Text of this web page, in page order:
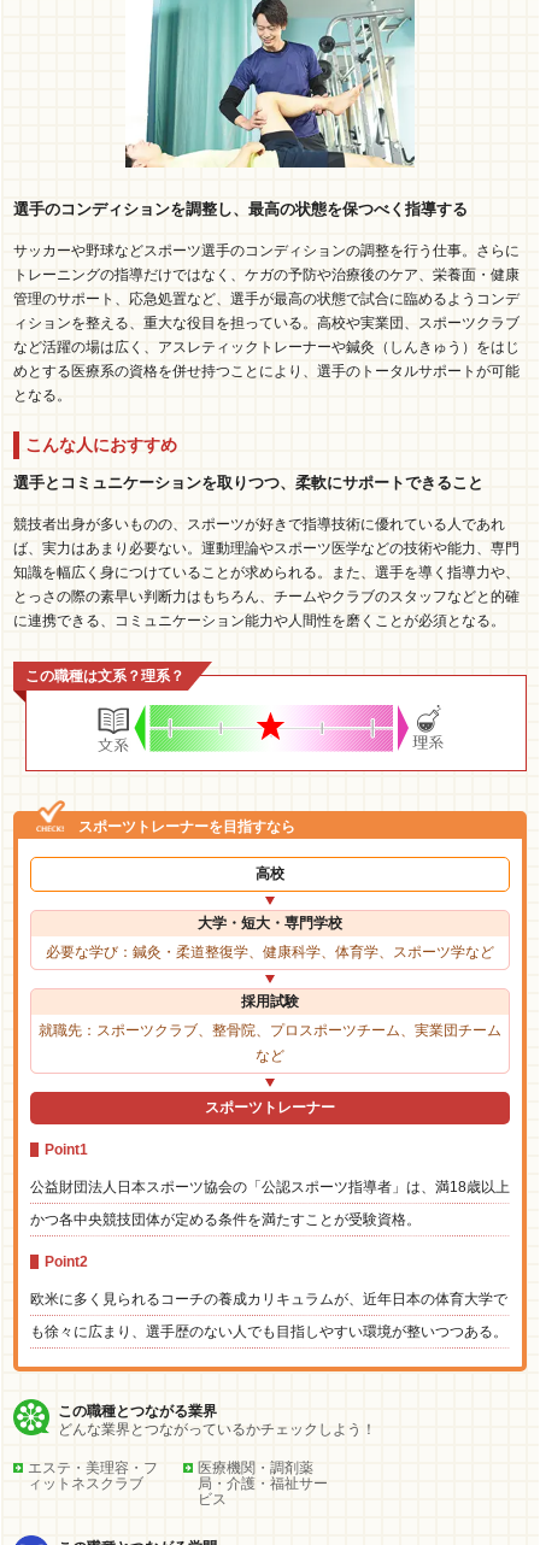
選手のコンディションを調整し、最高の状態を保つべく指導する
サッカーや野球などスポーツ選手のコンディションの調整を行う仕事。さらに
トレーニングの指導だけではなく、ケガの予防や治療後のケア、栄養面・健康
管理のサポート、応急処置など、選手が最高の状態で試合に臨めるようコンデ
ィションを整える、重大な役目を担っている。高校や実業団、スポーツクラブ
など活躍の場は広く、アスレティックトレーナーや鍼灸（しんきゅう）をはじ
めとする医療系の資格を併せ持つことにより、選手のトータルサポートが可能
となる。
こんな人におすすめ
選手とコミュニケーションを取りつつ、柔軟にサポートできること
競技者出身が多いものの、スポーツが好きで指導技術に優れている人であれ
ば、実力はあまり必要ない。運動理論やスポーツ医学などの技術や能力、専門
知識を幅広く身につけていることが求められる。また、選手を導く指導力や、
とっさの際の素早い判断力はもちろん、チームやクラブのスタッフなどと的確
に連携できる、コミュニケーション能力や人間性を磨くことが必須となる。
この職種は文系？理系？
スポーツトレーナーを目指すなら
高校
大学・短大・専門学校
必要な学び：鍼灸・柔道整復学、健康科学、体育学、スポーツ学など
採用試験
就職先：スポーツクラブ、整骨院、プロスポーツチーム、実業団チーム
など
スポーツトレーナー
Point1
公益財団法人日本スポーツ協会の「公認スポーツ指導者」は、満18歳以上
かつ各中央競技団体が定める条件を満たすことが受験資格。
Point2
欧米に多く見られるコーチの養成カリキュラムが、近年日本の体育大学で
も徐々に広まり、選手歴のない人でも目指しやすい環境が整いつつある。
この職種とつながる業界
どんな業界とつながっているかチェックしよう！
エステ・美理容・フ
ィットネスクラブ
医療機関・調剤薬
局・介護・福祉サー
ビス